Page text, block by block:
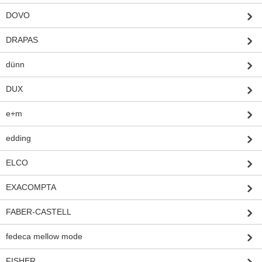
DOVO
DRAPAS
dünn
DUX
e+m
edding
ELCO
EXACOMPTA
FABER-CASTELL
fedeca mellow mode